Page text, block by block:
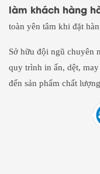
làm khách hàng
toàn yên tâm khi đặt
Sở hữu đội ngũ chuyên
quy trình in ấn, dệt,
đến sản phẩm chất